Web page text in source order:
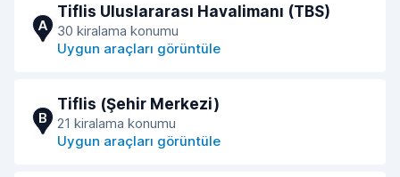
A
Tiflis Uluslararası Havalimanı (TBS)
30 kiralama konumu
Uygun araçları görüntüle
B
Tiflis (Şehir Merkezi)
21 kiralama konumu
Uygun araçları görüntüle